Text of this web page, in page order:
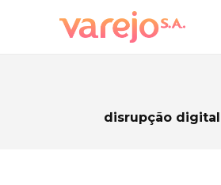
disrupção